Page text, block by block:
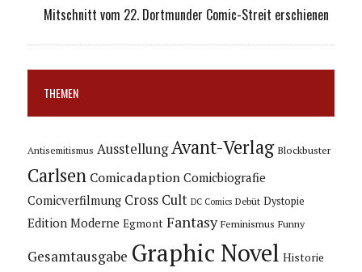
Mitschnitt vom 22. Dortmunder Comic-Streit erschienen
THEMEN
Antisemitismus Ausstellung Avant-Verlag Blockbuster
Carlsen Comicadaption Comicbiografie
Comicverfilmung Cross Cult DC Comics Debüt Dystopie
Edition Moderne Egmont Fantasy Feminismus Funny
Gesamtausgabe Graphic Novel Historie